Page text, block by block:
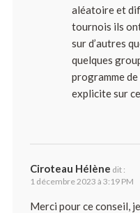
aléatoire et
tournois ils
sur d’autres
quelques
programme
explicite sur
Ciroteau Hélène dit :
1 décembre 2023 à 3:19 PM
Merci pour ce conseil,